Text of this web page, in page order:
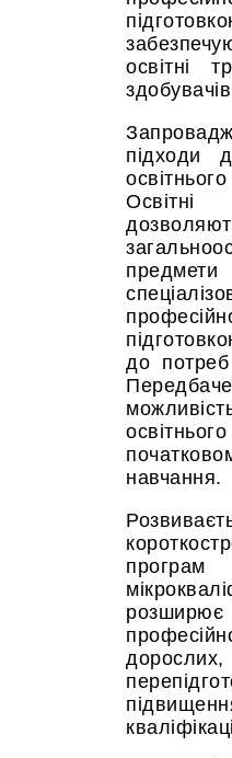
освітні
підходи
до
навчання.